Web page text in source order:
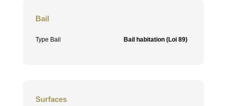
Bail
Type Bail Bail habitation (Loi 89)
Surfaces